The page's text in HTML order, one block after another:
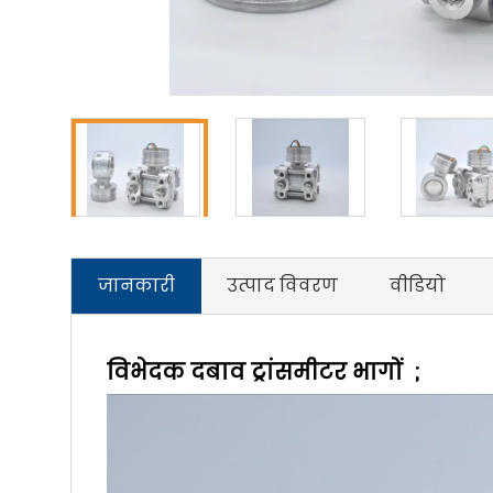
जानकारी उत्पाद विवरण वीडियो
विभेदक दबाव ट्रांसमीटर भागों ;